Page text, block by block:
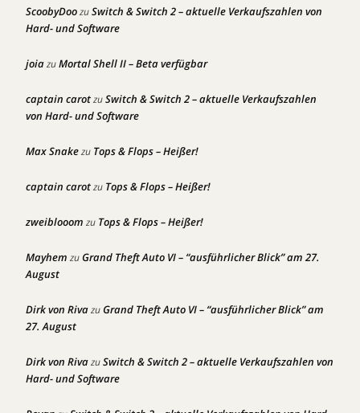
ScoobyDoozuSwitch & Switch 2 – aktuelle Verkaufszahlen von
Hard- und Software
joiazuMortal Shell II – Beta verfügbar
captain carotzuSwitch & Switch 2 – aktuelle Verkaufszahlen
von Hard- und Software
Max Snakezu Tops & Flops – Heißer!
captain carotzu Tops & Flops – Heißer!
zweiblooom zu Tops & Flops – Heißer!
Mayhem zuGrand Theft Auto VI – “ausführlicher Blick” am 27.
August
Dirk von RivazuGrand Theft Auto VI – “ausführlicher Blick” am
27. August
Dirk von RivazuSwitch & Switch 2 – aktuelle Verkaufszahlen von
Hard- und Software